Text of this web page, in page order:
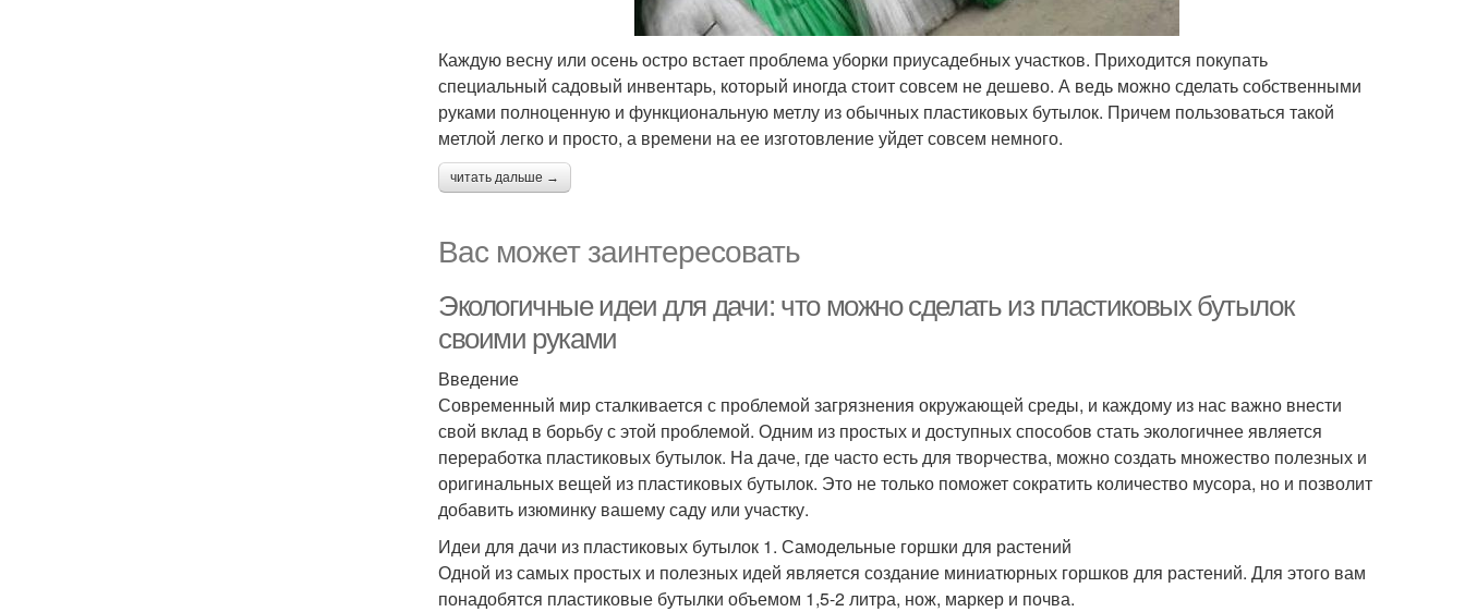
Каждую весну или осень остро встает проблема уборки приусадебных участков. Приходится покупать
специальный садовый инвентарь, который иногда стоит совсем не дешево. А ведь можно сделать собственными
руками полноценную и функциональную метлу из обычных пластиковых бутылок. Причем пользоваться такой
метлой легко и просто, а времени на ее изготовление уйдет совсем немного.
читать дальше →
Вас может заинтересовать
Экологичные идеи для дачи: что можно сделать из пластиковых бутылок
своими руками
Введение
Современный мир сталкивается с проблемой загрязнения окружающей среды, и каждому из нас важно внести
свой вклад в борьбу с этой проблемой. Одним из простых и доступных способов стать экологичнее является
переработка пластиковых бутылок. На даче, где часто есть для творчества, можно создать множество полезных и
оригинальных вещей из пластиковых бутылок. Это не только поможет сократить количество мусора, но и позволит
добавить изюминку вашему саду или участку.
Идеи для дачи из пластиковых бутылок 1. Самодельные горшки для растений
Одной из самых простых и полезных идей является создание миниатюрных горшков для растений. Для этого вам
понадобятся пластиковые бутылки объемом 1,5-2 литра, нож, маркер и почва.